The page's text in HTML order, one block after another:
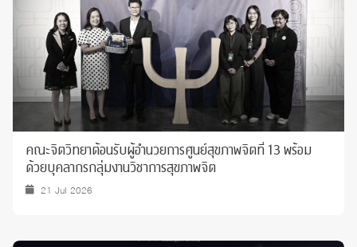
คณะจิตวิทยาต้อนรับผู้อำนวยการศูนย์สุขภาพจิตที่ 13 พร้อม
ด้วยบุคลากรกลุ่มงานวิชาการสุขภาพจิต
21 Jul 2026